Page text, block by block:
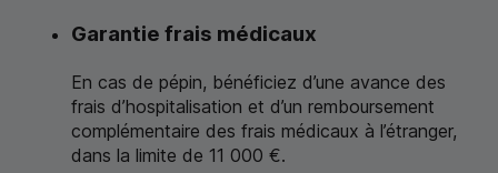
Garantie frais médicaux
En cas de pépin, bénéficiez d’une avance des
frais d’hospitalisation et d’un remboursement
complémentaire des frais médicaux à l’étranger,
dans la limite de 11 000 €.